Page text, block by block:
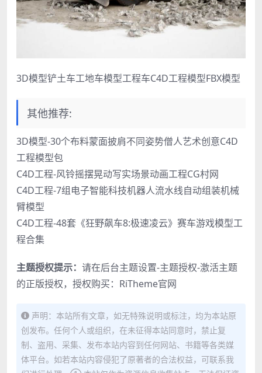
3D模型铲土车工地车模型工程车C4D工程模型FBX模型
其他推荐:
3D模型-30个布料蒙面披肩不同姿势僧人艺术创意C4D
工程模型包
C4D工程-风铃摇摆晃动写实场景动画工程CG村网
C4D工程-7组电子智能科技机器人流水线自动组装机械
臂模型
C4D工程-48套《狂野飙车8:极速凌云》赛车游戏模型工
程合集
主题授权提示： 请在后台主题设置-主题授权-激活主题
的正版授权，授权购买： RiTheme官网
声明：本站所有文章，如无特殊说明或标注，均为本站原
创发布。任何个人或组织，在未征得本站同意时，禁止复
制、盗用、采集、发布本站内容到任何网站、书籍等各类媒
体平台。如若本站内容侵犯了原著者的合法权益，可联系我